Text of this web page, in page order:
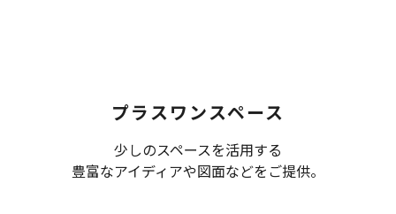
プラスワンスペース
少しのスペースを活用する
豊富なアイディアや図面などをご提供。